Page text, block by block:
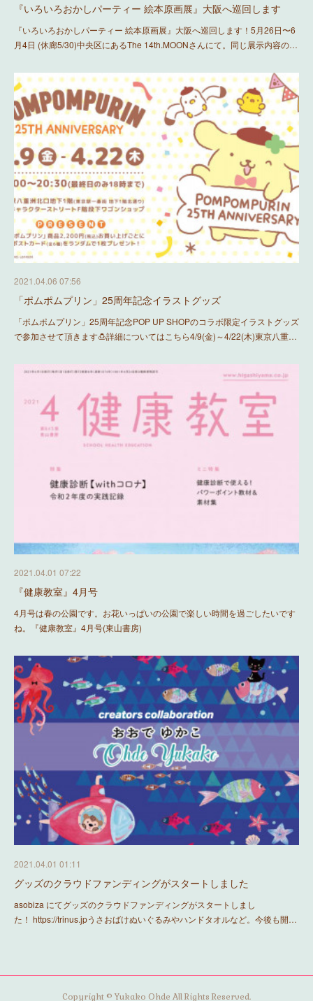
『いろいろおかしパーティー 絵本原画展』大阪へ巡回します
『いろいろおかしパーティー 絵本原画展』大阪へ巡回します！5月26日〜6
月4日 (休廊5/30)中央区にあるThe 14th.MOONさんにて。同じ展示内容の…
2021.04.06 07:56
「ポムポムプリン」25周年記念イラストグッズ
「ポムポムプリン」25周年記念POP UP SHOPのコラボ限定イラストグッズ
で参加させて頂きます🍮詳細についてはこちら4/9(金)～4/22(木)東京八重…
2021.04.01 07:22
『健康教室』4月号
4月号は春の公園です。お花いっぱいの公園で楽しい時間を過ごしたいです
ね。『健康教室』4月号(東山書房)
2021.04.01 01:11
グッズのクラウドファンディングがスタートしました
asobiza にてグッズのクラウドファンディングがスタートしまし
た！ https://trinus.jpうさおばけぬいぐるみやハンドタオルなど。今後も開…
Copyright © Yukako Ohde All Rights Reserved.